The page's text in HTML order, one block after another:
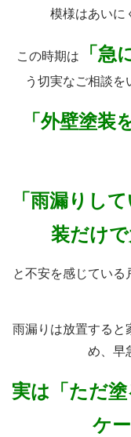
模様はあいに
この時期は 「急
う切実なご相談を
「外壁塗装
「雨漏りし
装だけで
と不安を感じている
雨漏りは放置すると
め、早
実は「ただ
ケ